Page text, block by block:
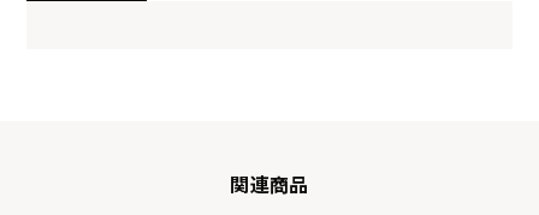
関連商品